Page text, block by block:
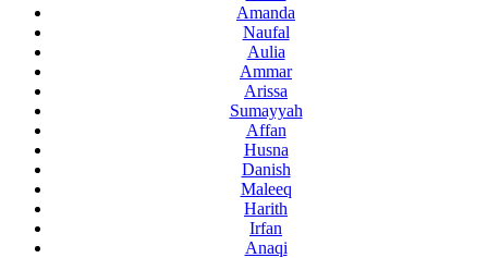
Amanda
Naufal
Aulia
Ammar
Arissa
Sumayyah
Affan
Husna
Danish
Maleeq
Harith
Irfan
Anaqi